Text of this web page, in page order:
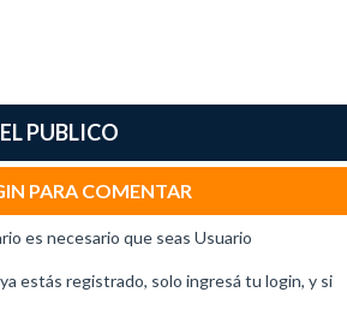
PUBLICO
PARA COMENTAR
es necesario que seas Usuario
estás registrado, solo ingresá tu login, y si